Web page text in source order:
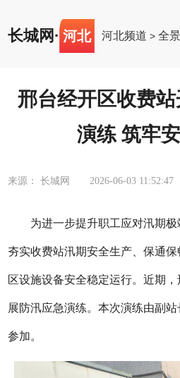
长城网 · 河北 河北频道 >全
邢台经开区收费
演练 筑牢
来源： 长城网 2026-06-03 11:52:47
为进一步提升职工应对汛期极
夯实收费站汛期安全生产、保通
区设施设备安全稳定运行。近期
展防汛应急演练。本次演练由副
参加。